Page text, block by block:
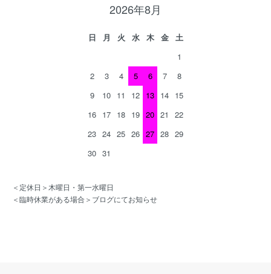
2026年8月
日 月 火 水 木 金
土
1
2
3 4 5 6 7
8
9
10 11 12 13 14 15
16 17 18 19 20 21
22
23 24 25 26 27 28 29
30 31
＜定休日＞木曜日・第一水曜日
＜臨時休業がある場合＞ブログにてお知らせ